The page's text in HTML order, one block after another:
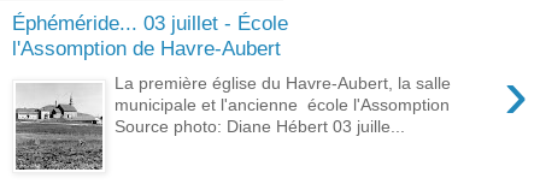
Éphéméride... 03 juillet - École
l'Assomption de Havre-Aubert
›
La première église du Havre-Aubert, la salle
municipale et l'ancienne école l'Assomption
Source photo: Diane Hébert 03 juille...